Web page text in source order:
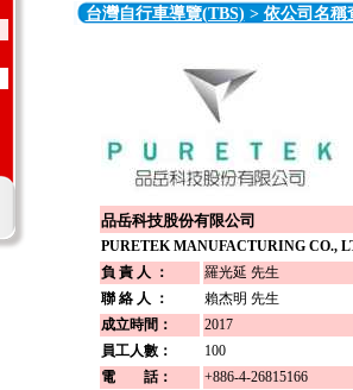
台灣自行車導覽(TBS) > 依公司名稱
品岳科技股份有限公司
PURETEK MANUFACTURING CO.,
負 責 人 ：
羅光延 先生
聯 絡 人 ：
賴杰明 先生
成立時間：
2017
員工人數：
100
電 話：
+886-4-26815166